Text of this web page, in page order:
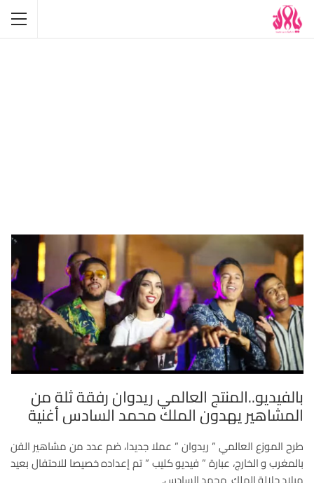
بالفيديو..المنتج العالمي ريدوان رفقة ثلة من
المشاهير يهدون الملك محمد السادس أغنية
طرح الموزع العالمي ” ريدوان ” عملا جديدا، ضم عدد من مشاهير الفن
بالمغرب و الخارج، عبارة ” فيديو كليب ” تم إعداده خصيصا للاحتفال بعيد